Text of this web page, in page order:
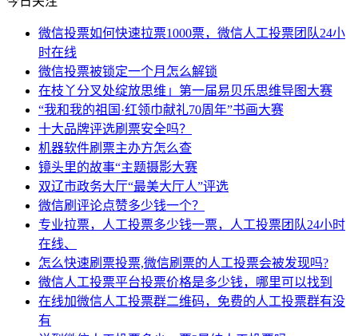
微信投票如何快速拉票1000票，微信人工投票团队24小
时在线
微信投票被锁定一个月怎么解锁
在枝丫分叉处绽放思维」第一届易贝乐思维导图大赛
“我和我的祖国·红领巾献礼70周年”书画大赛
十大品牌评选刷票安全吗？
机器软件刷票主办方怎么查
镜头里的故事“主题摄影大赛
双辽市政务大厅“最美大厅人”评选
微信刷评论点赞多少钱一个？
专业拉票，人工投票多少钱一票，人工投票团队24小时
在线、
怎么快速刷票投票,微信刷票的人工投票会被发现吗?
微信人工投票平台投票价格是多少钱，哪里可以找到
在线加微信人工投票群二维码，免费的人工投票群有没
有